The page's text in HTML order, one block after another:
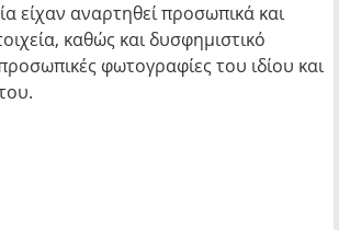
είχαν αναρτηθεί προσωπικά και
καθώς και δυσφημιστικό
φωτογραφίες του ιδίου και